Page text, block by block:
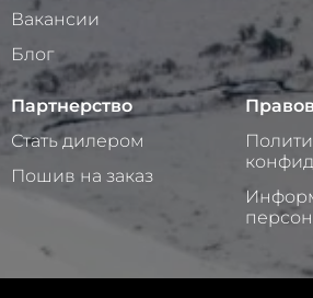
Вакансии
Блог
Партнерство
Стать дилером
Пошив на заказ